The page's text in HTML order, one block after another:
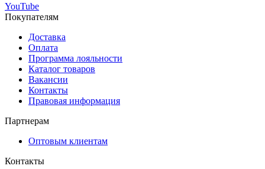
YouTube
Покупателям
Доставка
Оплата
Программа лояльности
Каталог товаров
Вакансии
Контакты
Правовая информация
Партнерам
Оптовым клиентам
Контакты